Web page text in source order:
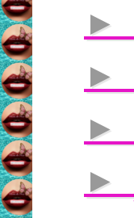
►
►
►
►